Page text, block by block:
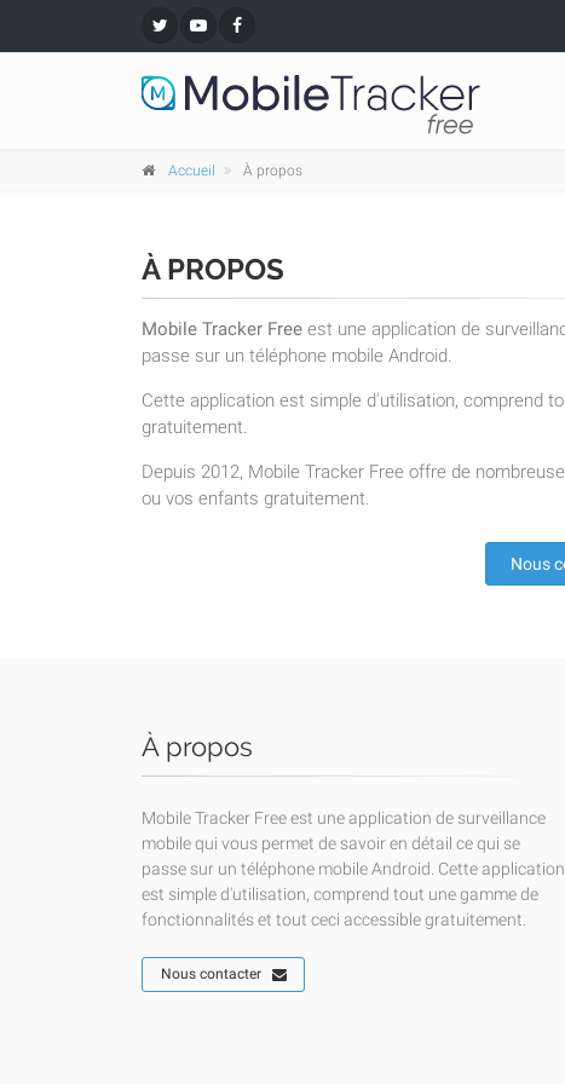
Accueil À propos
À PROPOS
Mobile Tracker Free est une application de
passe sur un téléphone mobile Android.
Cette application est simple d'utilisation, comprend
gratuitement.
Depuis 2012, Mobile Tracker Free offre de
ou vos enfants gratuitement.
Nous
À propos
Mobile Tracker Free est une application de surveillance
mobile qui vous permet de savoir en détail ce qui se
passe sur un téléphone mobile Android. Cette application
est simple d'utilisation, comprend tout une gamme de
fonctionnalités et tout ceci accessible gratuitement.
Nous contacter